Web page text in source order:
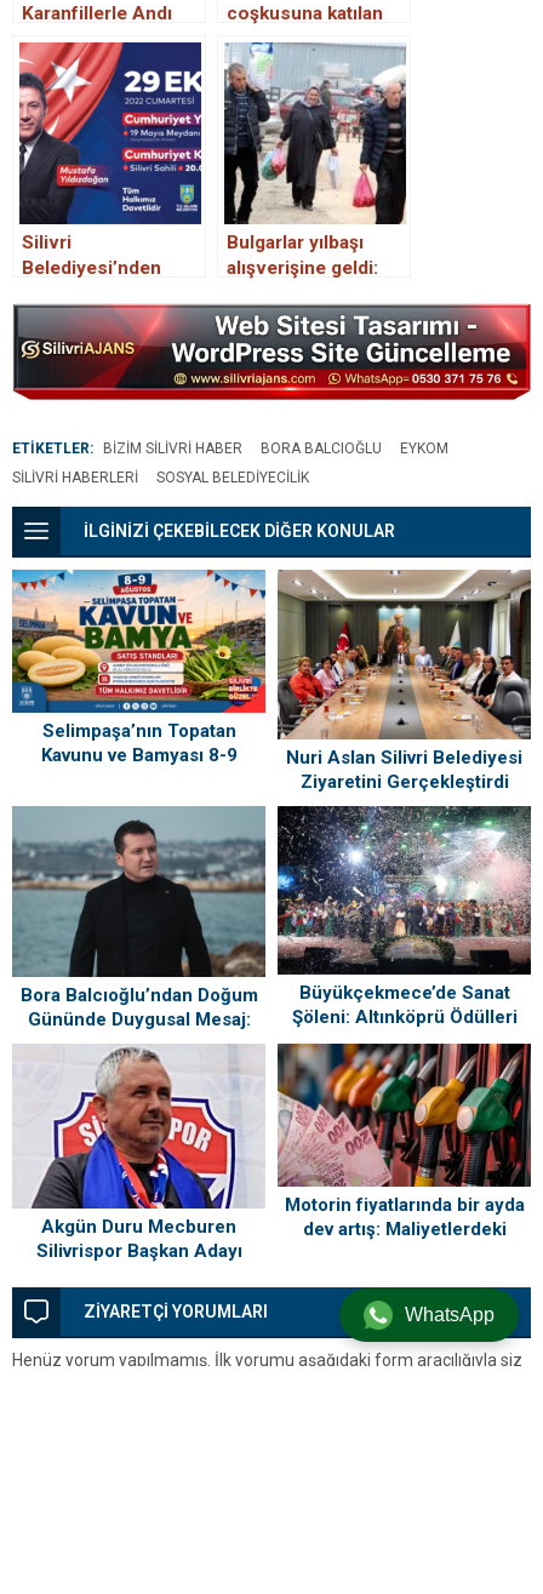
Karanfillerle Andı
coşkusuna katılan
İmamoğlu:
Ülkemizin geleceği
çok aydınlık
Silivri
Belediyesi’nden
coşkusuna davet
Bulgarlar yılbaşı
alışverişine geldi:
satın alıyorlar
ETİKETLER: BIZIM SILIVRI HABER BORA BALCIOĞLU
EYKOM
SILIVRI HABERLERI
SOSYAL BELEDIYECILIK
İLGİNİZİ ÇEKEBİLECEK DİĞER KONULAR
Selimpaşa’nın Topatan
Kavunu ve Bamyası 8-9
Buluşuyor
Nuri Aslan Silivri Belediyesi
Ziyaretini Gerçekleştirdi
Bora Balcıoğlu’ndan Doğum
Gününde Duygusal Mesaj:
“Silivri’mi Çok Özlüyorum”
Büyükçekmece’de Sanat
Şöleni: Altınköprü Ödülleri
Sahiplerini Buldu!
Akgün Duru Mecburen
Silivrispor Başkan Adayı
Motorin fiyatlarında bir ayda
dev artış: Maliyetlerdeki
ZİYARETÇİ YORUMLARI
Henüz yorum yapılmamış. İlk yorumu aşağıdaki form aracılığıyla siz
WhatsApp